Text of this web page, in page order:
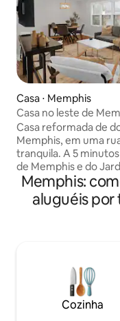
Casa ⋅ Memphis
Casa no leste de
quintal | Aceita
Casa reformada de
Memphis, em uma
tranquila. A 5
de Memphis e do
minutos de
Beale Street e do
destaque: um
hóspedes adicionais
totalmente abastecida. Self check-
com fechadura
Estacionamento
Memphis:
aluguéis
Cozinha